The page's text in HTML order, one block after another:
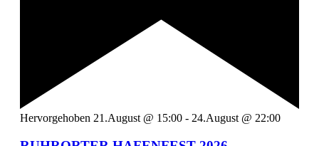
Hervorgehoben 21.August @ 15:00 - 24.August @ 22:00